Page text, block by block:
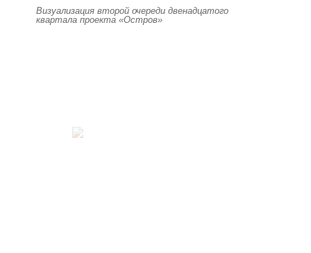
Визуализация второй очереди двенадцатого
квартала проекта «Остров»